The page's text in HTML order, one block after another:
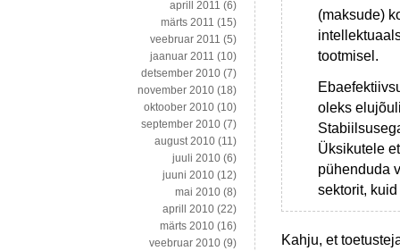
(maksude)
tootmisel.
oleks
Üksikutele
pühenduda
sektorit,
Kahju, et
aprill 2011 (6)
märts 2011 (15)
veebruar 2011 (5)
jaanuar 2011 (10)
detsember 2010 (7)
november 2010 (18)
oktoober 2010 (10)
september 2010 (7)
august 2010 (11)
juuli 2010 (6)
juuni 2010 (12)
mai 2010 (8)
aprill 2010 (22)
märts 2010 (16)
veebruar 2010 (9)